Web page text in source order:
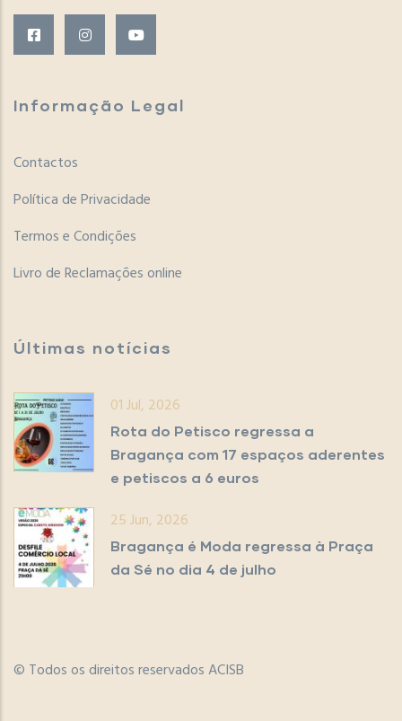
Informação Legal
Contactos
Política de Privacidade
Termos e Condições
Livro de Reclamações online
Últimas notícias
01 Jul, 2026
Rota do Petisco regressa a
Bragança com 17 espaços aderentes
e petiscos a 6 euros
25 Jun, 2026
Bragança é Moda regressa à Praça
da Sé no dia 4 de julho
© Todos os direitos reservados ACISB